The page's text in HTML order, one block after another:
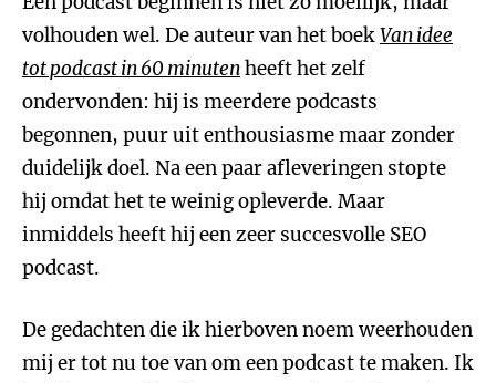
volhouden wel. De auteur van het boekVan idee
tot podcast in 60 minutenheeft het zelf
ondervonden: hij is meerdere podcasts
begonnen, puur uit enthousiasme maar zonder
duidelijk doel. Na een paar afleveringen stopte
hij omdat het te weinig opleverde. Maar
inmiddels heeft hij een zeer succesvolle SEO
podcast.
De gedachten die ik hierboven noem weerhouden
mij er tot nu toe van om een podcast te maken. Ik